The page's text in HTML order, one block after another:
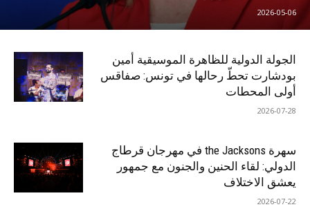
2026-05-06
الجولة الدولية للظاهرة الموسيقية أمين
بودشارت تحطّ رحالها في تونس: صفاقس
أولى المحطات
2026-07-28
سهرة the Jacksons في مهرجان قرطاج
الدولي: لقاء الحنين والجنون مع جمهور
يعشق الاختلاف
2026-07-22